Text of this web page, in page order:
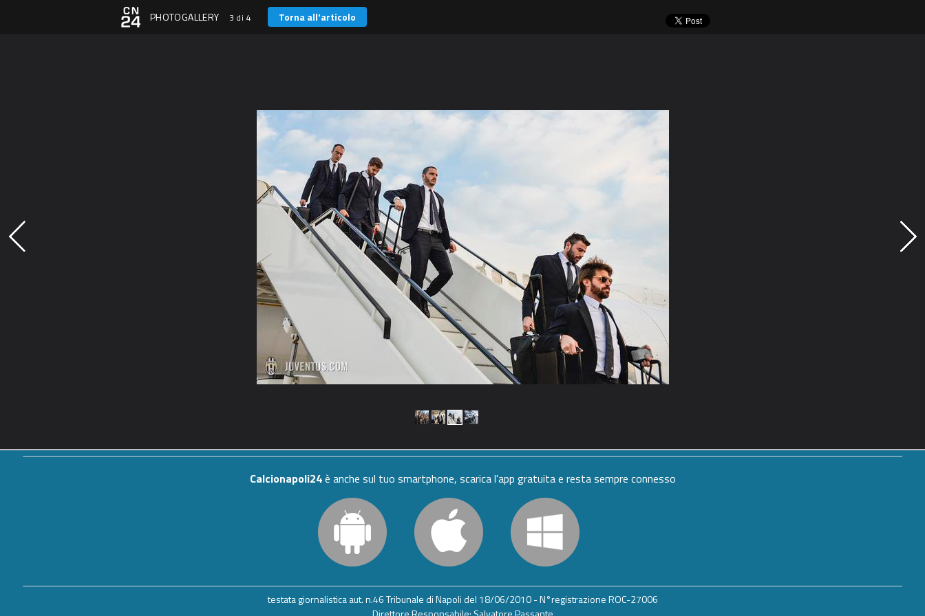
PHOTOGALLERY 3 di 4 Torna all'articolo
Calcionapoli24è anche sul tuo smartphone, scarica l'app gratuita e resta sempre connesso
testata giornalistica aut. n.46 Tribunale di Napoli del 18/06/2010 - N°registrazione ROC-27006